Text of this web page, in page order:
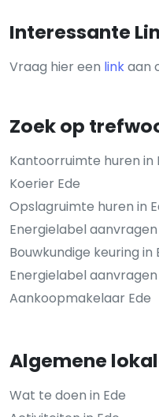
Interessante
Vraag hier een linkaan
Zoek op
Kantoorruimte huren in
Koerier Ede
Opslagruimte huren in
Energielabel aanvragen
Bouwkundige keuring in
Energielabel aanvragen
Aankoopmakelaar Ede
Algemene
Wat te doen in Ede